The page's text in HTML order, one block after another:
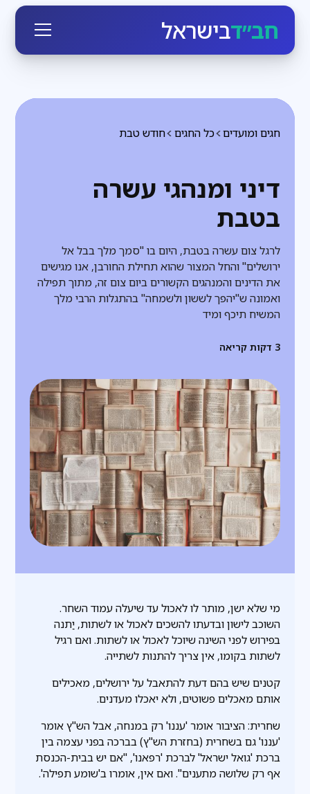
חב״דבישראל
חודש טבת כל החגים חגים ומועדים
דיני ומנהגי עשרה
בטבת
לרגל צום עשרה בטבת, היום בו "סמך מלך בבל אל
ירושלים" והחל המצור שהוא תחילת החורבן, אנו מגישים
את הדינים והמנהגים הקשורים ביום צום זה, מתוך תפילה
ואמונה ש"יהפך לששון ולשמחה" בהתגלות הרבי מלך
המשיח תיכף ומיד
3 דקות קריאה
מי שלא ישן, מותר לו לאכול עד שיעלה עמוד השחר.
השוכב לישון ובדעתו להשכים לאכול או לשתות, יַתנה
בפירוש לפני השינה שיוכל לאכול או לשתות. ואם רגיל
לשתות בקומו, אין צריך להתנות לשתייה.
קטנים שיש בהם דעת להתאבל על ירושלים, מאכילים
אותם מאכלים פשוטים, ולא יאכלו מעדנים.
שחרית: הציבור אומר 'עננו' רק במנחה, אבל הש"ץ אומר
'עננו' גם בשחרית (בחזרת הש"ץ) בברכה בפני עצמה בין
ברכת 'גואל ישראל' לברכת 'רפאנו', "אם יש בבית-הכנסת
אף רק שלושה מתענים". ואם אין, אומרו ב'שומע תפילה'.